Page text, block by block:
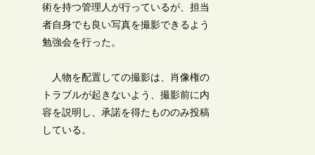
術を持つ管理人が行っているが、担当
者自身でも良い写真を撮影できるよう
勉強会を行った。
人物を配置しての撮影は、肖像権の
トラブルが起きないよう、撮影前に内
容を説明し、承諾を得たもののみ投稿
している。